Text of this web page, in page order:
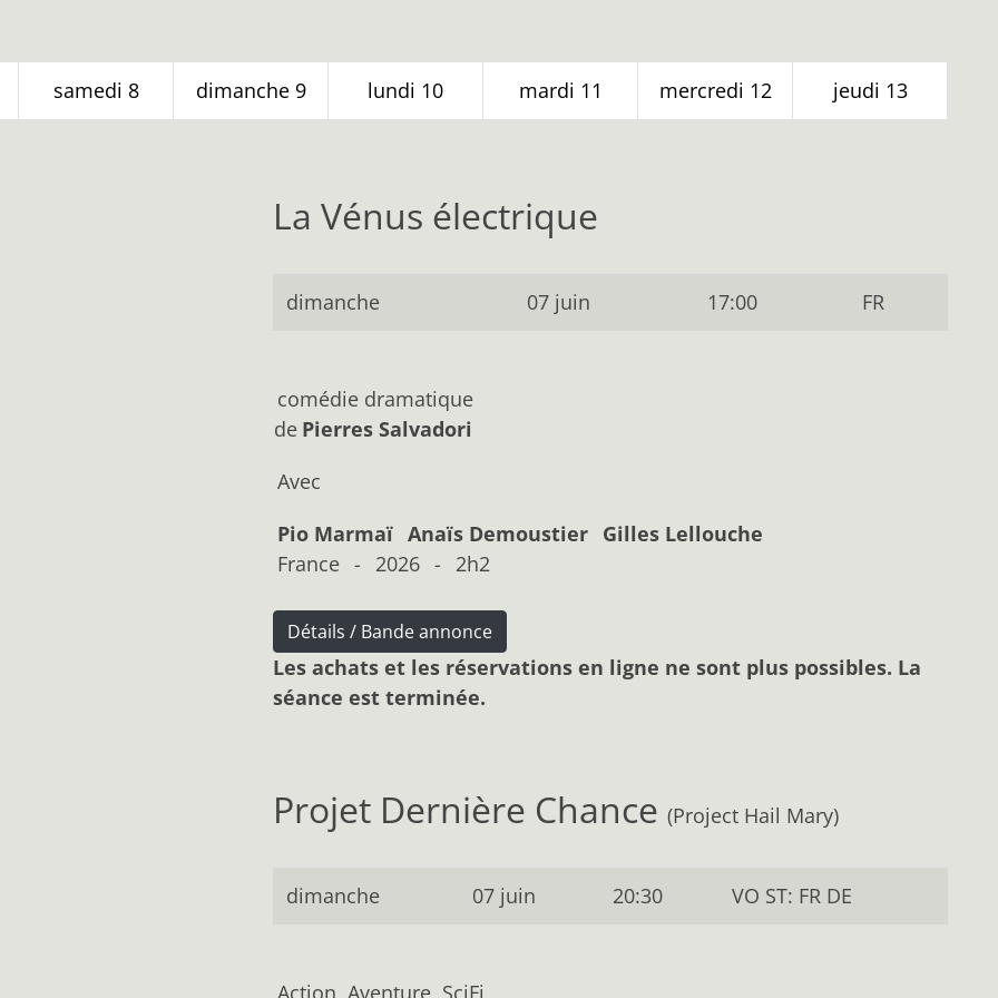
samedi 8 dimanche 9 lundi 10 mardi 11 mercredi 12 jeudi 13
La Vénus électrique
dimanche 07 juin 17:00 FR
comédie dramatique
de Pierres Salvadori
Avec
Pio Marmaï Anaïs Demoustier Gilles Lellouche
France - 2026 - 2h2
Détails / Bande annonce
Les achats et les réservations en ligne ne sont plus possibles. La
séance est terminée.
Projet Dernière Chance (Project Hail Mary)
dimanche 07 juin 20:30 VO ST: FR DE
Action, Aventure, SciFi